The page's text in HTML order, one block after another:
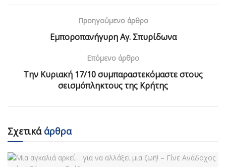
Προηγούμενο άρθρο
Εμποροπανήγυρη Αγ. Σπυρίδωνα
Επόμενο άρθρο
Την Κυριακή 17/10 συμπαραστεκόμαστε στους
σεισμόπληκτους της Κρήτης
Σχετικάάρθρα